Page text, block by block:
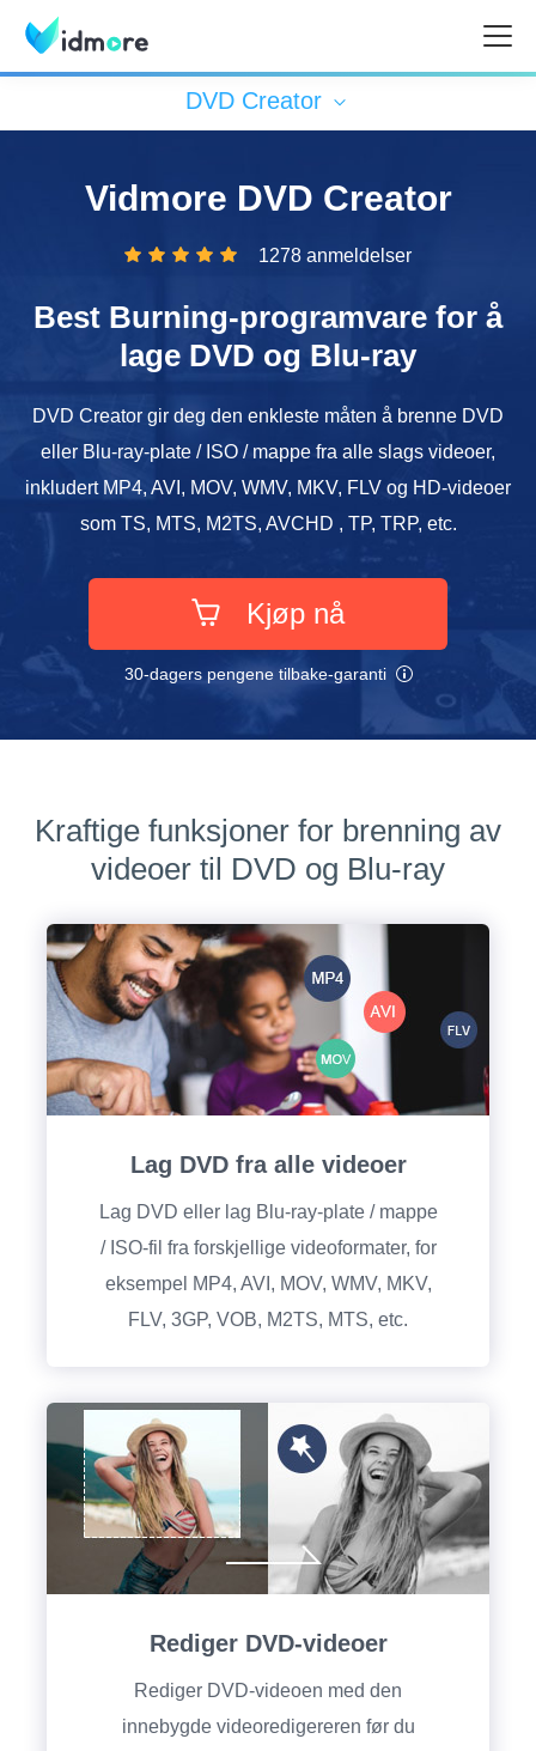
DVD Creator
Vidmore DVD Creator
1278 anmeldelser
Best Burning-programvare for å
lage DVD og Blu-ray
DVD Creator gir deg den enkleste måten å brenne DVD
eller Blu-ray-plate / ISO / mappe fra alle slags videoer,
inkludert MP4, AVI, MOV, WMV, MKV, FLV og HD-videoer
som TS, MTS, M2TS, AVCHD , TP, TRP, etc.
Kjøp nå
30-dagers pengene tilbake-garanti
Kraftige funksjoner for brenning av
videoer til DVD og Blu-ray
Lag DVD fra alle videoer
Lag DVD eller lag Blu-ray-plate / mappe
/ ISO-fil fra forskjellige videoformater, for
eksempel MP4, AVI, MOV, WMV, MKV,
FLV, 3GP, VOB, M2TS, MTS, etc.
Rediger DVD-videoer
Rediger DVD-videoen med den
innebygde videoredigereren før du